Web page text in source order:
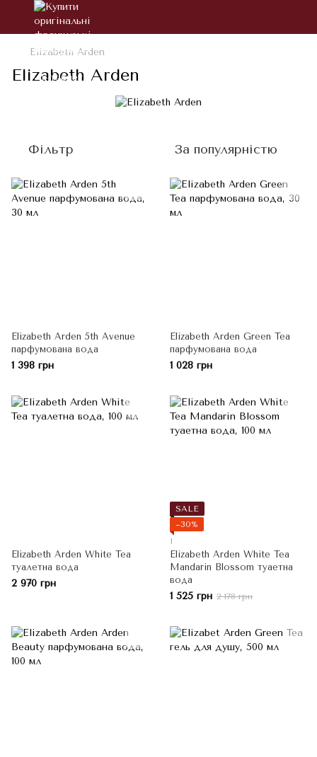
Elizabeth Arden
Elizabeth Arden
Фільтр За популярністю
Elizabeth Arden 5th Avenue
парфумована вода
1 398 грн
Elizabeth Arden Green Tea
парфумована вода
1 028 грн
Elizabeth Arden White Tea
туалетна вода
2 970 грн
SALE
−30%
1
Elizabeth Arden White Tea
Mandarin Blossom туаетна
вода
1 525 грн 2 178 грн